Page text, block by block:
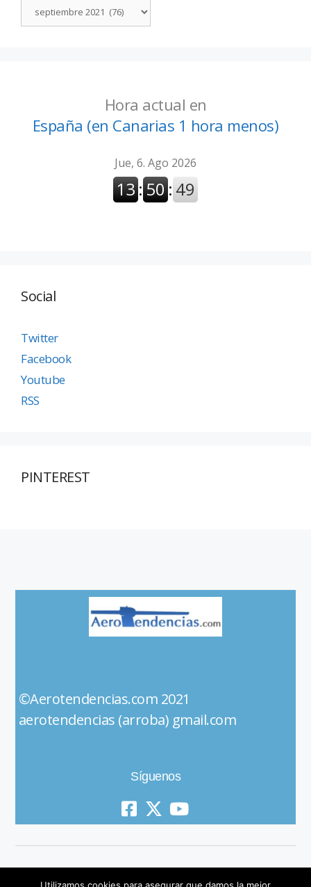
Hora actual en
España (en Canarias 1 hora menos)
Social
Twitter
Facebook
Youtube
RSS
PINTEREST
©Aerotendencias.com 2021
aerotendencias (arroba) gmail.com
Síguenos